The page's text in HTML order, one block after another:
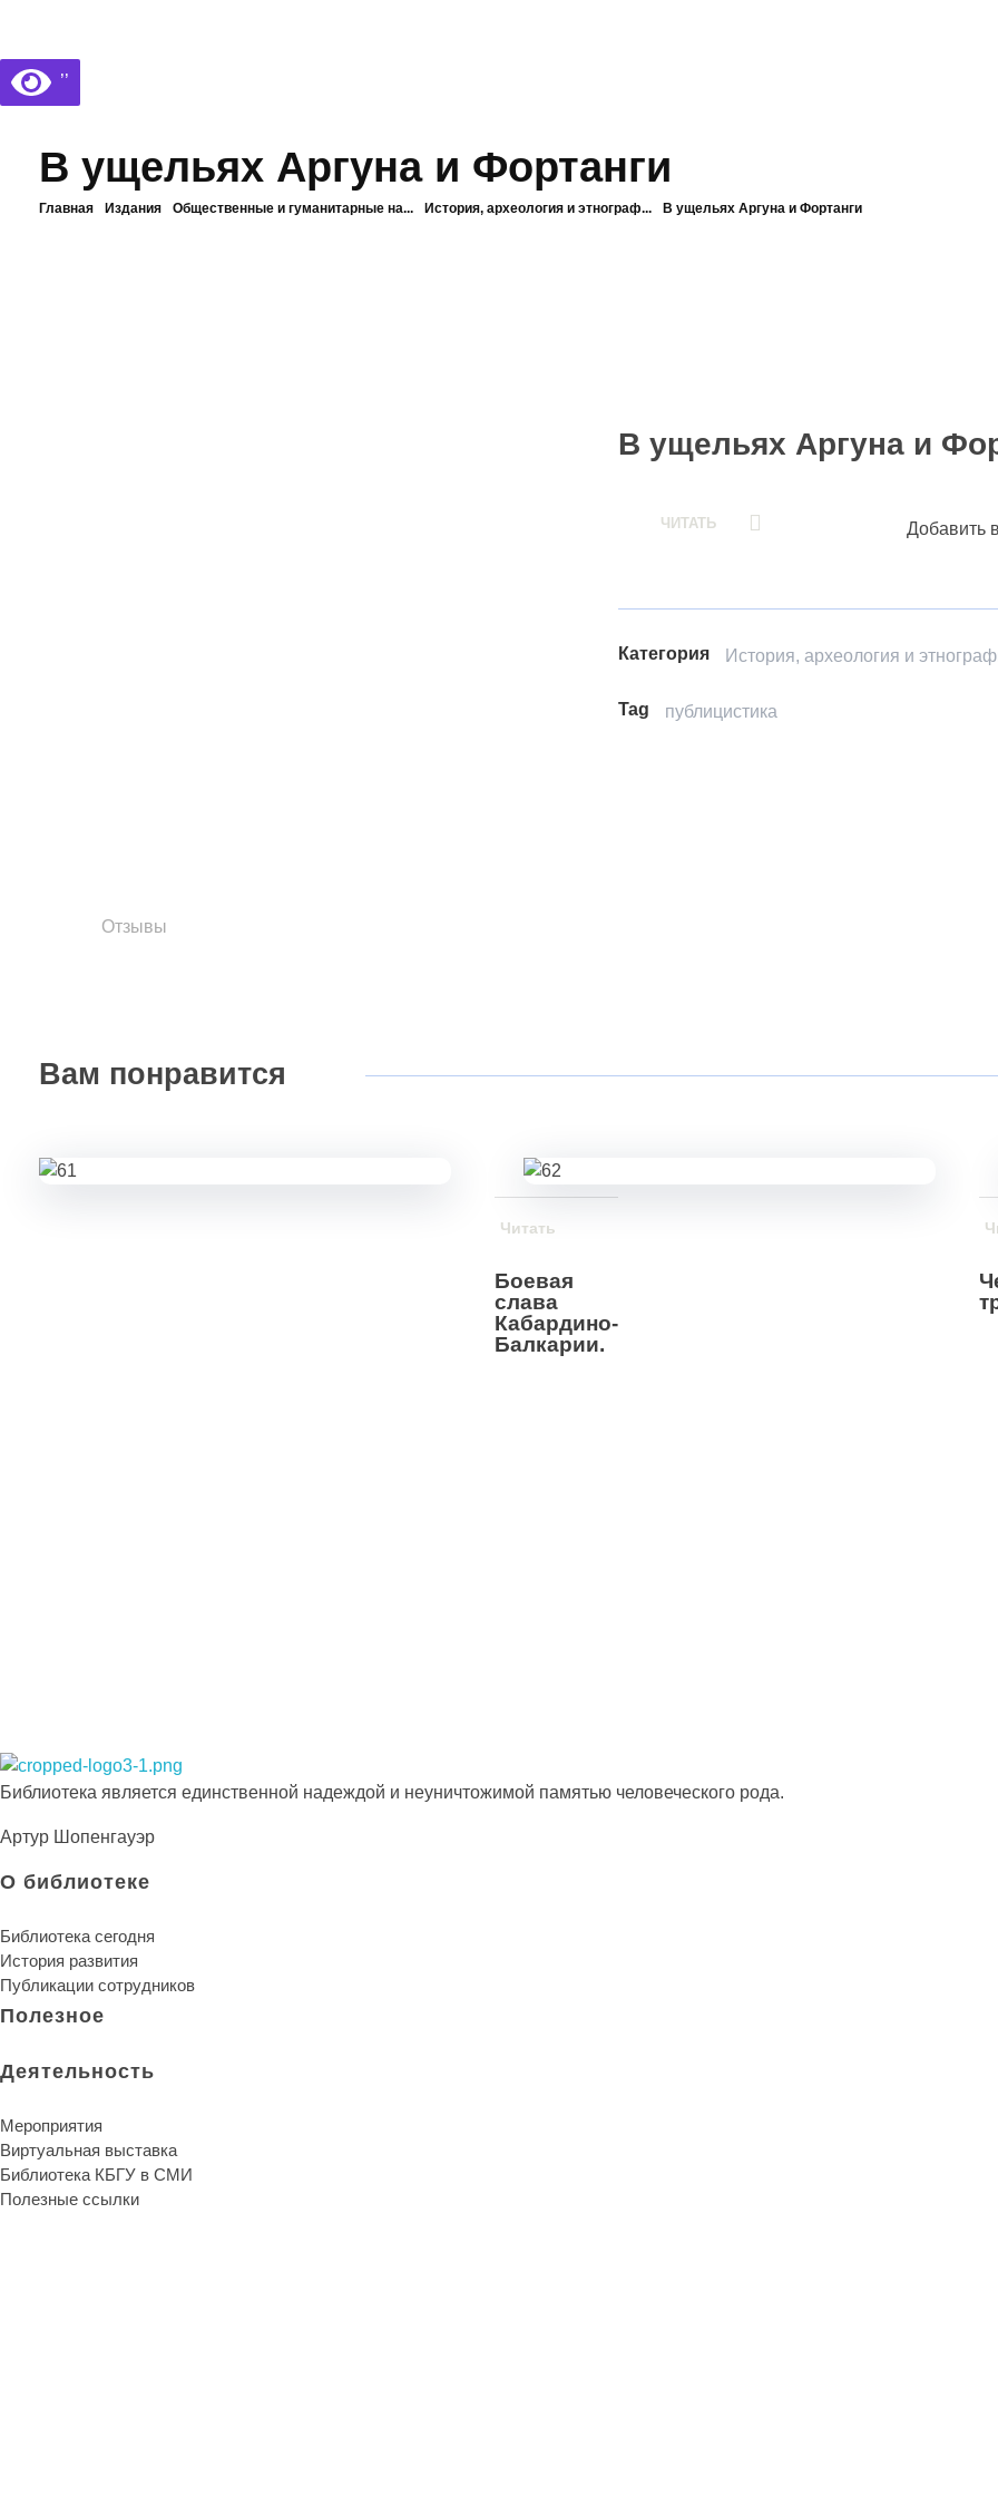
’’
Главная Издания Общественные и гуманитарные на... История, археология и этнограф... В ущельях Аргуна и Фортанги
В ущельях Аргуна и Фортанги
В ущельях Аргуна и
ЧИТАТЬ Добавить
Категория История, археология и
Tag публицистика
Отзывы
Вам понравится
Боевая
слава
Кабардино-
Балкарии.
Читать
Библиотека КБГУ
Библиотека КБГУ
Библиотека является единственной надеждой и неуничтожимой памятью человеческого рода.
Артур Шопенгауэр
О библиотеке
Библиотека сегодня
История развития
Публикации сотрудников
Полезное
Деятельность
Мероприятия
Виртуальная выставка
Библиотека КБГУ в СМИ
Полезные ссылки